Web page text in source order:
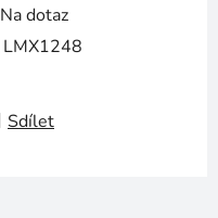
Na dotaz
LMX1248
Sdílet